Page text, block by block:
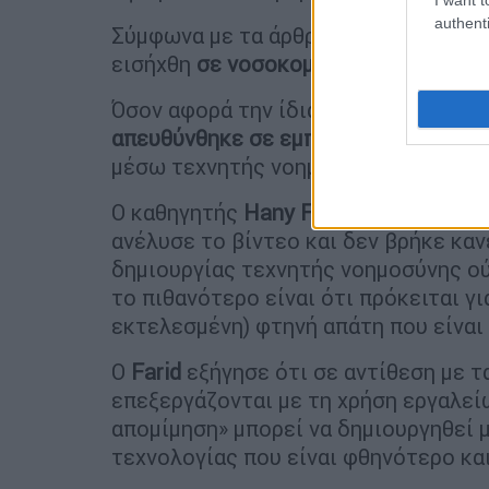
Σύμφωνα με τα άρθρα, η πρώτη
εισήχθη σε νοσοκομείο της Κίνας.
Όσον αφορά την ίδια τη
απευθύνθηκε σε εμπειρογνώμονες
μέσω τεχνητής νοημοσύνης.
Ο καθηγητής Hany Farid
ανέλυσε το βίντεο και δεν βρήκε
δημιουργίας τεχνητής νοημοσύνης
το πιθανότερο είναι ότι πρόκειται
εκτελεσμένη) φτηνή απάτη που
Ο Farid εξήγησε ότι σε αντίθεση με
επεξεργάζονται με τη χρήση
απομίμηση» μπορεί να
τεχνολογίας που είναι φθηνότερο